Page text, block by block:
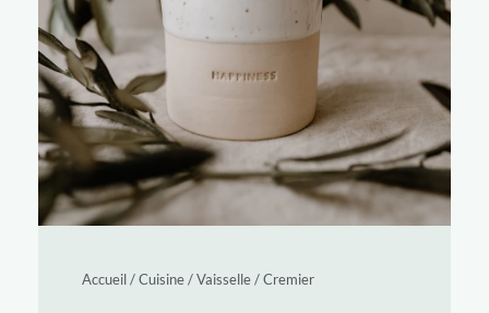
Accueil/Cuisine/Vaisselle/Cremier